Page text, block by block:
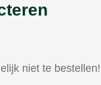
niet te bestellen!